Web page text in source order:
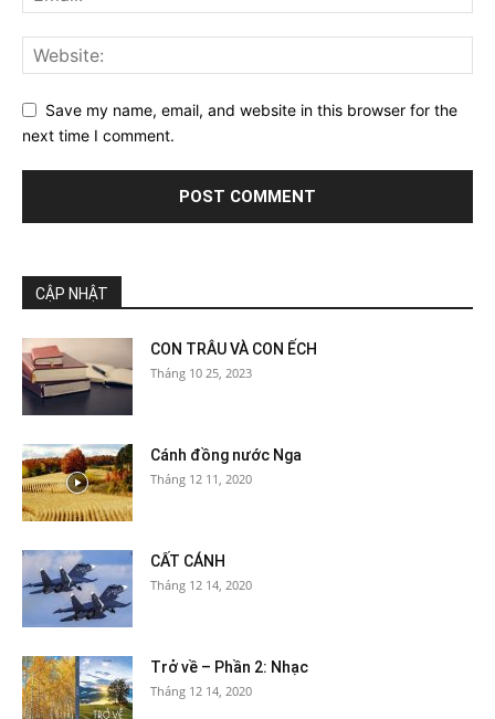
Save my name, email, and website in this browser for the
next time I comment.
CẬP NHẬT
CON TRÂU VÀ CON ẾCH
Tháng 10 25, 2023
Cánh đồng nước Nga
Tháng 12 11, 2020
CẤT CÁNH
Tháng 12 14, 2020
Trở về – Phần 2: Nhạc
Tháng 12 14, 2020